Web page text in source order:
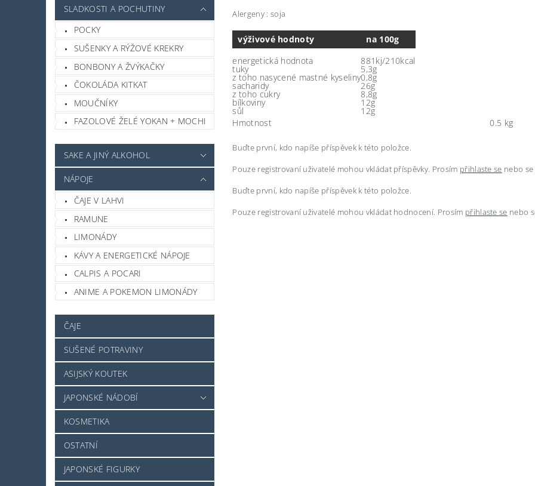
SLADKOSTI A POCHUTINY
POCKY
SUŠENKY A RÝŽOVÉ KREKRY
BONBONY A ŽVÝKAČKY
ČOKOLÁDA KITKAT
MOUČNÍKY
FAZOLOVÉ ŽELÉ YOKAN + MOCHI
SAKE A JINÝ ALKOHOL
NÁPOJE
ČAJE V LAHVI
RAMUNE
LIMONÁDY
KÁVY A ENERGETICKÉ NÁPOJE
CALPIS A POCARI
ANIME A POKEMON LIMONÁDY
ČAJE
SUŠENÉ POTRAVINY
ASIJSKÝ KOUTEK
JAPONSKÉ NÁDOBÍ
KOSMETIKA
OSTATNÍ
JAPONSKÉ FIGURKY
Alergeny : soja
výživové hodnoty
na 100g
energetická hodnota
881kj/210kcal
tuky 5,3g
z toho nasycené mastné kyseliny0,8g
sacharidy 26g
z toho cukry 8,8g
bílkoviny 12g
sůl
12g
Hmotnost
0.5 kg
Buďte první, kdo napíše příspěvek k této položce.
Pouze registrovaní uživatelé mohou vkládat příspěvky. Prosím přihlaste se nebo se
Buďte první, kdo napíše příspěvek k této položce.
Pouze registrovaní uživatelé mohou vkládat hodnocení. Prosím přihlaste se nebo